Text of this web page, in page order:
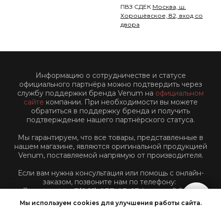
ПВЗ СДЕК Москва, ш.
Хорошёвское, 82, вход со
двора
Информацию о сотрудничестве и статусе
официального партнёра можно подтвердить через
службу поддержки бренда Venum на официальном
сайте компании. При необходимости вы можете
обратиться в поддержку бренда и получить
подтверждение нашего партнёрского статуса.
Мы гарантируем, что все товары, представленные в
нашем магазине, являются оригинальной продукцией
Venum, поставляемой напрямую от производителя.
Если вам нужна консультация или помощь с онлайн-
заказом, позвоните нам по телефону:
Для звонков:+7(961)-877-45-63(пн-пт: с 9:00 до
18:00 по Московскому времени)
Мы используем cookies для улучшения работы сайта.